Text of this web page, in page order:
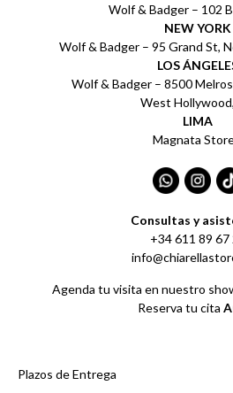
Wolf & Badger – 102
NEW YORK
Wolf & Badger – 95 Grand St,
LOS
Wolf & Badger – 8500
West
LIMA
Magnata
Consultas y
+34 611 89 67
Agenda tu visita en nuestro
Reserva tu cita
Plazos de Entrega